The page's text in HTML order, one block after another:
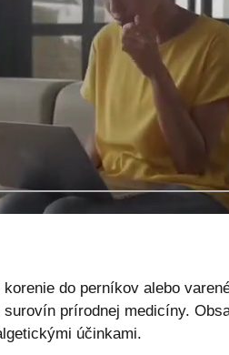
do perníkov alebo
prírodnej medicíny.
účinkami.